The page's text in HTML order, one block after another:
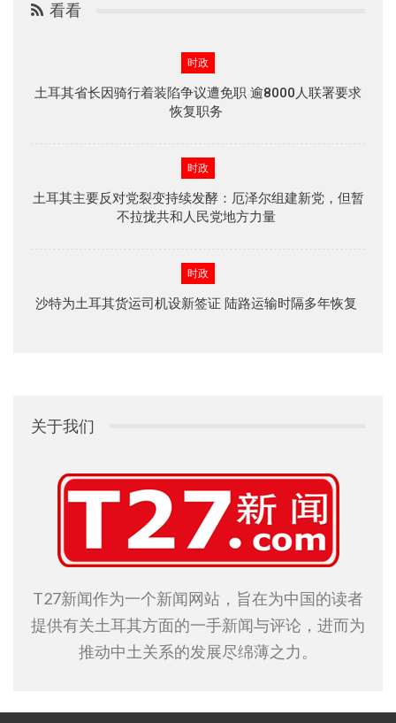
看看
时政
土耳其省长因骑行着装陷争议遭免职 逾8000人联署要求
恢复职务
时政
土耳其主要反对党裂变持续发酵：厄泽尔组建新党，但暂
不拉拢共和人民党地方力量
时政
沙特为土耳其货运司机设新签证 陆路运输时隔多年恢复
关于我们
T27新闻作为一个新闻网站，旨在为中国的读者
提供有关土耳其方面的一手新闻与评论，进而为
推动中土关系的发展尽绵薄之力。